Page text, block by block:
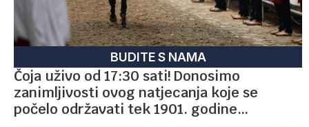
BUDITE S NAMA
Čoja uživo od 17:30 sati! Donosimo
zanimljivosti ovog natjecanja koje se
počelo održavati tek 1901. godine…